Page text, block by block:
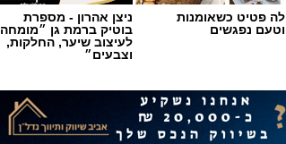
לה פטיט כשאומנות
וטעם נפגשים
ניצן אהרון - מספרת
בוטיק ברמת גן ״מומחה
לעיצוב שיער, החלקות,
וצבעים״